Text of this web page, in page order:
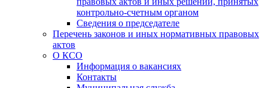
контрольно-счетным органом
Сведения о председателе
Перечень законов и иных нормативных правовых
актов
О КСО
Информация о вакансиях
Контакты